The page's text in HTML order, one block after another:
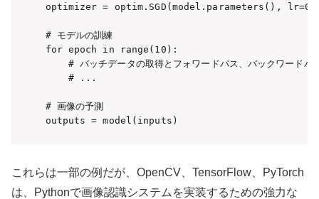
optimizer = optim.SGD(model.parameters(),
# モデルの訓練
for epoch in range(10):
# バッチデータの取得とフォワードパス、バックワードパ
    # ...
# 画像の予測
outputs = model(inputs)
これらは一部の例だが、OpenCV、TensorFlow、PyTorch
は、Pythonで画像認識システムを実装するための強力な